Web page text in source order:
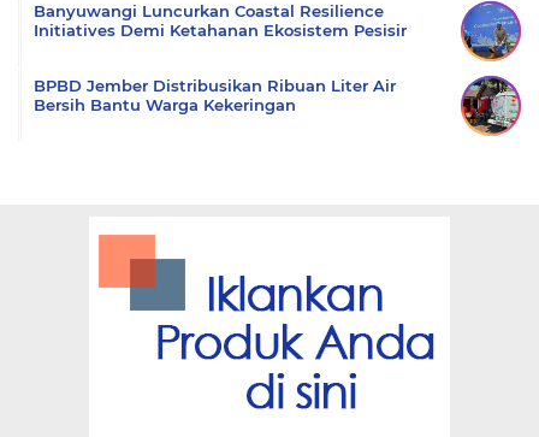
Banyuwangi Luncurkan Coastal Resilience
Initiatives Demi Ketahanan Ekosistem Pesisir
BPBD Jember Distribusikan Ribuan Liter Air
Bersih Bantu Warga Kekeringan